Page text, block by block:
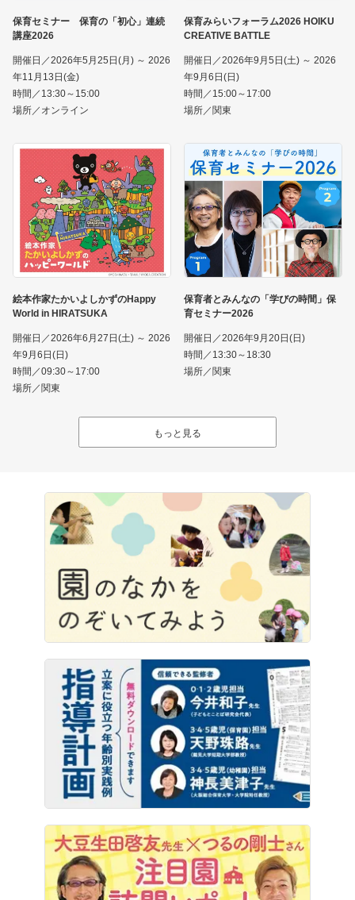
保育セミナー 保育の「初心」連続
講座2026
開催日／2026年5月25日(月) ～ 2026
年11月13日(金)
時間／13:30～15:00
場所／オンライン
保育みらいフォーラム2026 HOIKU
CREATIVE BATTLE
開催日／2026年9月5日(土) ～ 2026
年9月6日(日)
時間／15:00～17:00
場所／関東
絵本作家たかいよしかずのHappy
World in HIRATSUKA
開催日／2026年6月27日(土) ～ 2026
年9月6日(日)
時間／09:30～17:00
場所／関東
保育者とみんなの「学びの時間」保
育セミナー2026
開催日／2026年9月20日(日)
時間／13:30～18:30
場所／関東
もっと見る